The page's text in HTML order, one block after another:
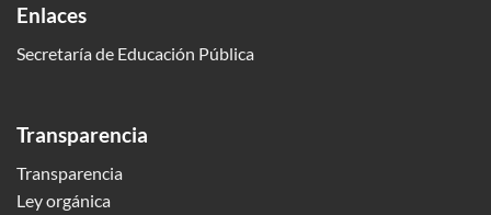
Enlaces
Secretaría de Educación Pública
Transparencia
Transparencia
Ley orgánica